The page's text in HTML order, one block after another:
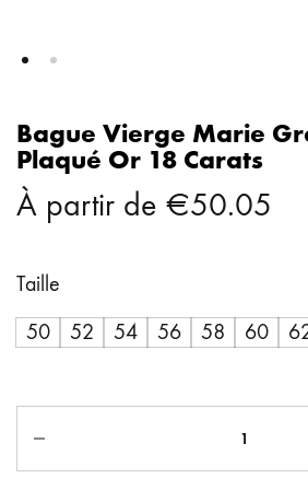
Bague Vierge Marie
Plaqué Or 18 Carats
À partir de €50.05
Taille
50
52 54 56 58 60